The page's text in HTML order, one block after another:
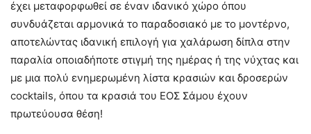
έχει μεταφορφωθεί σε έναν ιδανικό χώρο όπου
συνδυάζεται αρμονικά το παραδοσιακό με το μοντέρνο,
αποτελώντας ιδανική επιλογή για χαλάρωση δίπλα στην
παραλία οποιαδήποτε στιγμή της ημέρας ή της νύχτας και
με μια πολύ ενημερωμένη λίστα κρασιών και δροσερών
cocktails, όπου τα κρασιά του ΕΟΣ Σάμου έχουν
πρωτεύουσα θέση!